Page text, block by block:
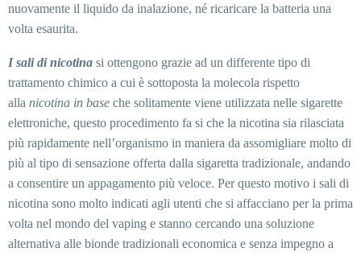
nuovamente il liquido da inalazione, né ricaricare la batteria una
volta esaurita.
I sali di nicotina si ottengono grazie ad un differente tipo di
trattamento chimico a cui è sottoposta la molecola rispetto
alla nicotina in base che solitamente viene utilizzata nelle sigarette
elettroniche, questo procedimento fa si che la nicotina sia rilasciata
più rapidamente nell’organismo in maniera da assomigliare molto di
più al tipo di sensazione offerta dalla sigaretta tradizionale, andando
a consentire un appagamento più veloce. Per questo motivo i sali di
nicotina sono molto indicati agli utenti che si affacciano per la prima
volta nel mondo del vaping e stanno cercando una soluzione
alternativa alle bionde tradizionali economica e senza impegno a